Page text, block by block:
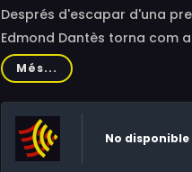
Louis Tribes, Laurent Dassault
Després d'escapar d'una
Edmond Dantès torna com
Més...
No